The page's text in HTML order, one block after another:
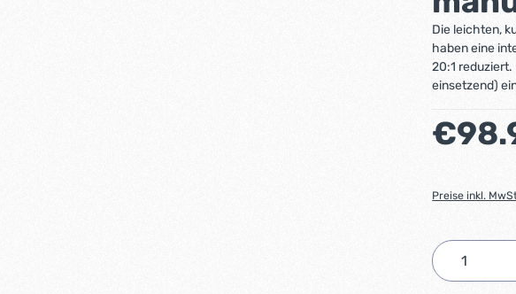
Die leichten,
haben eine
20:1
einsetzend)
Regulärer
Preise inkl.
Produkt